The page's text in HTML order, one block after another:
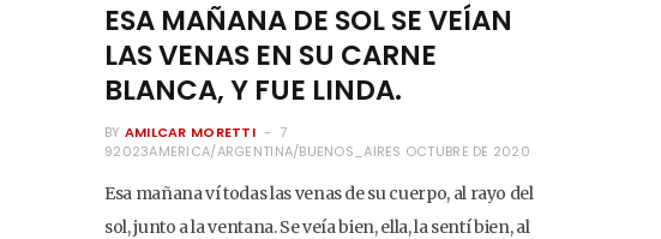
ESA MAÑANA DE SOL SE VEÍAN
LAS VENAS EN SU CARNE
BLANCA, Y FUE LINDA.
BY AMILCAR MORETTI
7
92023AMERICA/ARGENTINA/BUENOS_AIRES OCTUBRE DE 2020
Esa mañana ví todas las venas de su cuerpo, al rayo del
sol, junto a la ventana. Se veía bien, ella, la sentí bien, al